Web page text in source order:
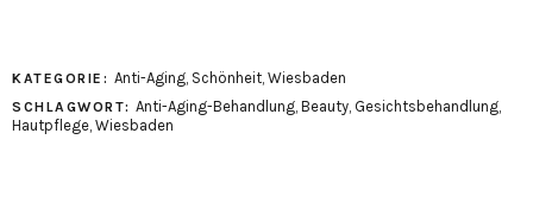
KATEGORIE: Anti-Aging, Schönheit, Wiesbaden
SCHLAGWORT: Anti-Aging-Behandlung Beauty Gesichtsbehandlung
Hautpflege Wiesbaden